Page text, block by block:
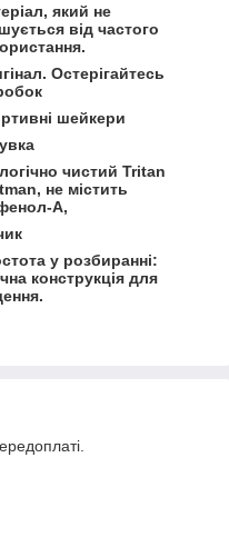
який не
від частого
Остерігайтесь
шейкери
чистий Tritan
не містить
А,
у розбиранні:
конструкція для